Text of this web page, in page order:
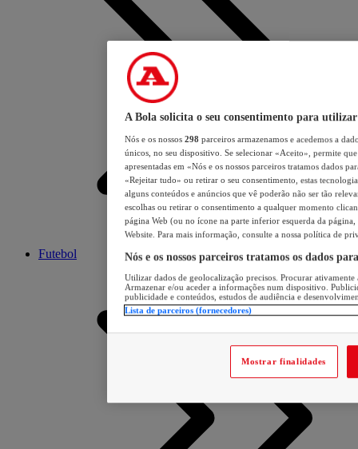
Futebol
A Bola solicita o seu consentimento para utilizar
Nós e os nossos 298 parceiros armazenamos e acedemos a
únicos, no seu dispositivo. Se selecionar «Aceito», permite
apresentadas em «Nós e os nossos parceiros tratamos dados
«Rejeitar tudo» ou retirar o seu consentimento, estas
alguns conteúdos e anúncios que vê poderão não ser tão
escolhas ou retirar o consentimento a qualquer momento
página Web (ou no ícone na parte inferior esquerda da página,
Website. Para mais informação, consulte a nossa política de
Nós e os nossos parceiros tratamos os dados
Utilizar dados de geolocalização precisos. Procurar
Armazenar e/ou aceder a informações num dispositivo.
publicidade e conteúdos, estudos de audiência e
Lista de parceiros (fornecedores)
Mostrar finalidades